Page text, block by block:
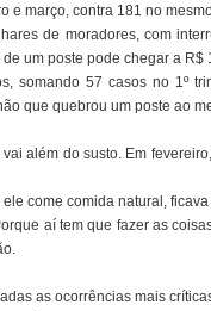
e março, contra 181 no
de moradores, com
um poste pode chegar a R$
somando 57 casos no 1º
que quebrou um poste ao
além do susto. Em
come comida natural,
aí tem que fazer as
as ocorrências mais